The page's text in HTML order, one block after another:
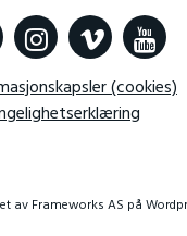
(cookies)
avFrameworks AS på